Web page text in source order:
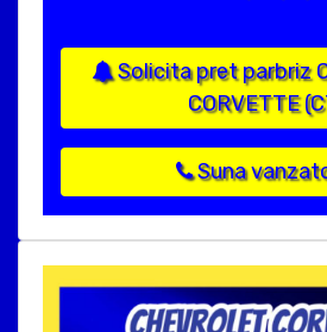
Solicita pret parbriz
CORVETTE
Suna